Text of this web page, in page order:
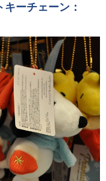
ーチェーン：